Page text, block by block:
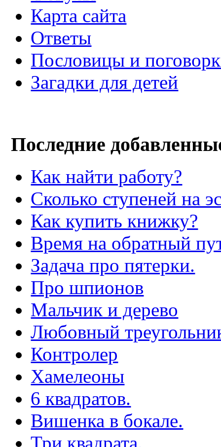
Карта сайта
Ответы
Пословицы и
Загадки для детей
Последние
Как найти работу?
Сколько ступеней на
Как купить книжку?
Время на обратный
Задача про пятерки.
Про шпионов
Мальчик и дерево
Любовный
Контролер
Хамелеоны
6 квадратов.
Вишенка в бокале.
Три квадрата.